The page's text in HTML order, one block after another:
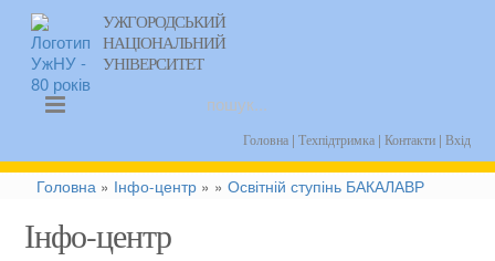
УЖГОРОДСЬКИЙ
НАЦІОНАЛЬНИЙ
УНІВЕРСИТЕТ
Головна| Техпідтримка| Контакти| Вхід
Головна » Інфо-центр » »Освітній ступінь БАКАЛАВР
Інфо-центр